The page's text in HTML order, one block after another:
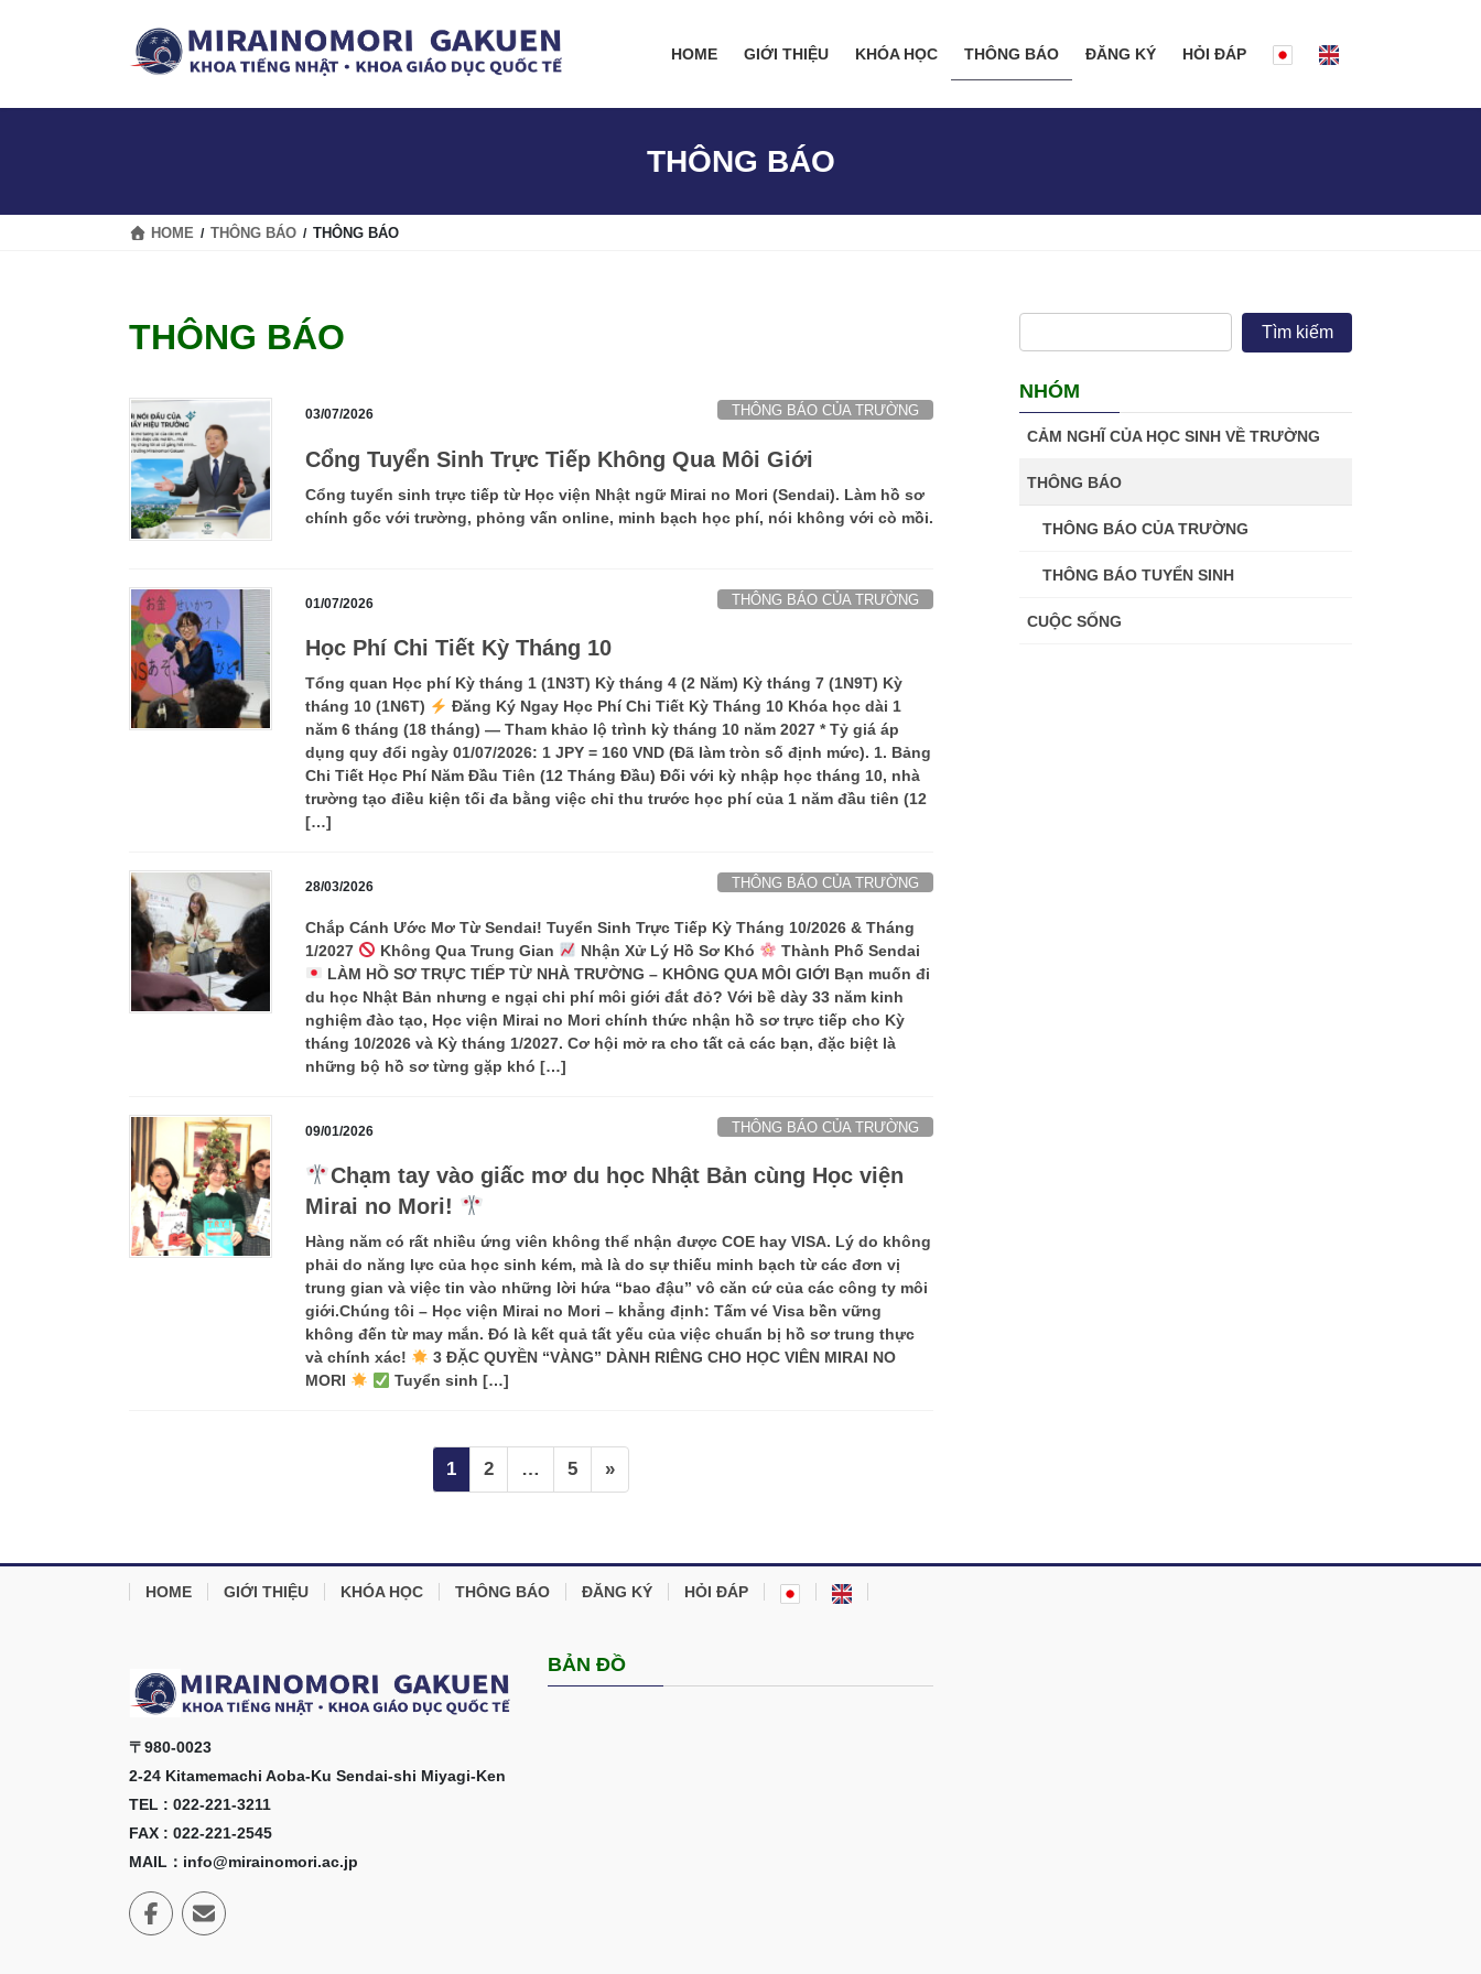
content
Navigation
HOME GIỚI THIỆU KHÓA HỌC THÔNG BÁO ĐĂNG KÝ HỎI ĐÁP
THÔNG BÁO
HOME THÔNG BÁO THÔNG BÁO
THÔNG BÁO
03/07/2026 THÔNG BÁO CỦA TRƯỜNG
Cổng Tuyển Sinh Trực Tiếp Không Qua Môi Giới
Cổng tuyển sinh trực tiếp từ Học viện Nhật ngữ Mirai no Mori (Sendai). Làm hồ sơ
chính gốc với trường, phỏng vấn online, minh bạch học phí, nói không với cò mồi.
01/07/2026 THÔNG BÁO CỦA TRƯỜNG
Học Phí Chi Tiết Kỳ Tháng 10
Tổng quan Học phí Kỳ tháng 1 (1N3T) Kỳ tháng 4 (2 Năm) Kỳ tháng 7 (1N9T) Kỳ
tháng 10 (1N6T)
Đăng Ký Ngay Học Phí Chi Tiết Kỳ Tháng 10 Khóa học dài 1
năm 6 tháng (18 tháng) — Tham khảo lộ trình kỳ tháng 10 năm 2027 * Tỷ giá áp
dụng quy đổi ngày 01/07/2026: 1 JPY = 160 VND (Đã làm tròn số định mức). 1. Bảng
Chi Tiết Học Phí Năm Đầu Tiên (12 Tháng Đầu) Đối với kỳ nhập học tháng 10, nhà
trường tạo điều kiện tối đa bằng việc chỉ thu trước học phí của 1 năm đầu tiên (12
[…]
28/03/2026 THÔNG BÁO CỦA TRƯỜNG
Chắp Cánh Ước Mơ Từ Sendai! Tuyển Sinh Trực Tiếp Kỳ Tháng 10/2026 & Tháng
1/2027
Không Qua Trung Gian Nhận Xử Lý Hồ Sơ Khó
Thành Phố Sendai
LÀM HỒ SƠ TRỰC TIẾP TỪ NHÀ TRƯỜNG – KHÔNG QUA MÔI GIỚI Bạn muốn đi
du học Nhật Bản nhưng e ngại chi phí môi giới đắt đỏ? Với bề dày 33 năm kinh
nghiệm đào tạo, Học viện Mirai no Mori chính thức nhận hồ sơ trực tiếp cho Kỳ
tháng 10/2026 và Kỳ tháng 1/2027. Cơ hội mở ra cho tất cả các bạn, đặc biệt là
những bộ hồ sơ từng gặp khó […]
09/01/2026 THÔNG BÁO CỦA TRƯỜNG
Chạm tay vào giấc mơ du học Nhật Bản cùng Học viện
Mirai no Mori!
Hàng năm có rất nhiều ứng viên không thể nhận được COE hay VISA. Lý do không
phải do năng lực của học sinh kém, mà là do sự thiếu minh bạch từ các đơn vị
trung gian và việc tin vào những lời hứa “bao đậu” vô căn cứ của các công ty môi
giới.Chúng tôi – Học viện Mirai no Mori – khẳng định: Tấm vé Visa bền vững
không đến từ may mắn. Đó là kết quả tất yếu của việc chuẩn bị hồ sơ trung thực
và chính xác!
3 ĐẶC QUYỀN “VÀNG” DÀNH RIÊNG CHO HỌC VIÊN MIRAI NO
MORI
Tuyển sinh […]
viết
Page
1 Page
2 … Page
5 »
NHÓM
CẢM NGHĨ CỦA HỌC SINH VỀ TRƯỜNG
THÔNG BÁO
THÔNG BÁO CỦA TRƯỜNG
THÔNG BÁO TUYỂN SINH
CUỘC SỐNG
HOME GIỚI THIỆU KHÓA HỌC THÔNG BÁO ĐĂNG KÝ HỎI ĐÁP
〒980-0023
2-24 Kitamemachi Aoba-Ku Sendai-shi Miyagi-Ken
TEL : 022-221-3211
FAX : 022-221-2545
MAIL：info@mirainomori.ac.jp
BẢN ĐỒ